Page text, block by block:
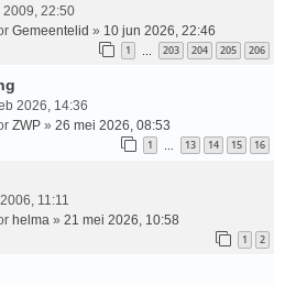
2009, 22:50
Gemeentelid » 10 jun 2026, 22:46
1 … 203 204 205 206
2026, 14:36
ZWP » 26 mei 2026, 08:53
1 … 13 14 15 16
11:11
helma » 21 mei 2026, 10:58
1 2